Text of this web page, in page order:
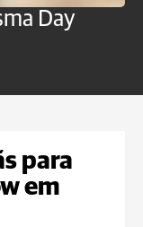
Day
para
em